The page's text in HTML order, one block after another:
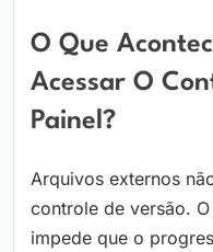
O Que
Acessar O
Painel?
Arquivos externos
controle de versão.
impede que o